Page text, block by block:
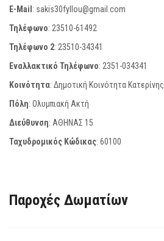
E-Mail: sakis30fyllou@gmail.com
Τηλέφωνο: 23510-61492
Τηλέφωνο 2: 23510-34341
Εναλλακτικό Τηλέφωνο: 2351-034341
Κοινότητα: Δημοτική Κοινότητα Κατερίνης
Πόλη: Ολυμπιακή Ακτή
Διεύθυνση: ΑΘΗΝΑΣ 15
Ταχυδρομικός Κώδικας: 60100
Παροχές Δωματίων